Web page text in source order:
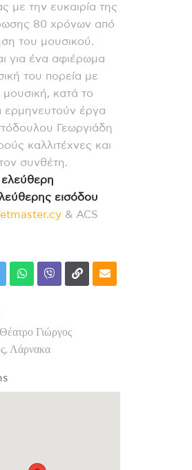
με την ευκαιρία της
80 χρόνων από
του μουσικού.
για ένα αφιέρωμα
του πορεία με
μουσική, κατά το
ερμηνευτούν έργα
Γεωργιάδη
καλλιτέχνες και
συνθέτη.
ελεύθερη
εισόδου
& ACS
Γιώργος
Λάρνακα